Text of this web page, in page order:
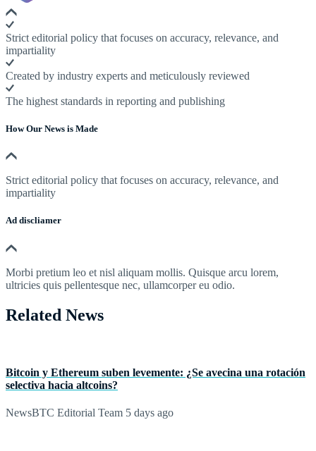
Strict editorial policy that focuses on accuracy, relevance, and
impartiality
Created by industry experts and meticulously reviewed
The highest standards in reporting and publishing
How Our News is Made
Strict editorial policy that focuses on accuracy, relevance, and
impartiality
Ad discliamer
Morbi pretium leo et nisl aliquam mollis. Quisque arcu lorem,
ultricies quis pellentesque nec, ullamcorper eu odio.
Related News
Bitcoin y Ethereum suben levemente: ¿Se avecina una rotación
selectiva hacia altcoins?
NewsBTC Editorial Team 5 days ago